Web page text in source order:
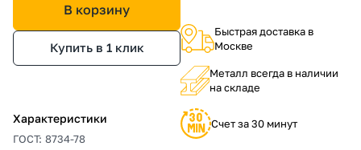
В корзину
Купить в 1 клик
Характеристики
ГОСТ: 8734-78
Быстрая доставка в
Москве
Металл всегда в наличии
на складе
Счет за 30 минут